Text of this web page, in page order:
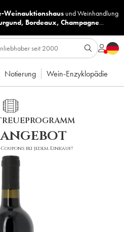
Weinauktionshaus undWeinhandlung
, Bordeaux, Champagne...
Notierung Wein-Enzyklopädie
bei jedem Einkauf!